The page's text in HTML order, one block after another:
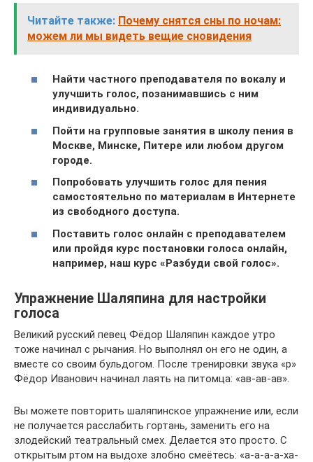
Читайте также: Почему снятся сны по ночам:
можем ли мы видеть вещие сновидения
Найти частного преподавателя по вокалу и
улучшить голос, позанимавшись с ним
индивидуально.
Пойти на групповые занятия в школу пения в
Москве, Минске, Питере или любом другом
городе.
Попробовать улучшить голос для пения
самостоятельно по материалам в Интернете
из свободного доступа.
Поставить голос онлайн с преподавателем
или пройдя курс постановки голоса онлайн,
например, наш курс «Разбуди свой голос».
Упражнение Шаляпина для настройки
голоса
Великий русский певец Фёдор Шаляпин каждое утро
тоже начинал с рычания. Но выполнял он его не один, а
вместе со своим бульдогом. После тренировки звука «р»
Фёдор Иванович начинал лаять на питомца: «ав-ав-ав».
Вы можете повторить шаляпинское упражнение или, если
не получается расслабить гортань, заменить его на
злодейский театральный смех. Делается это просто. С
открытым ртом на выдохе злобно смеётесь: «а-а-а-а-ха-